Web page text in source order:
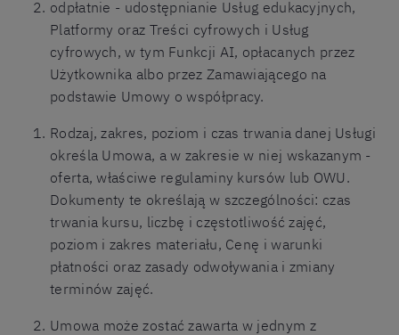
odpłatnie - udostępnianie Usług edukacyjnych,
Platformy oraz Treści cyfrowych i Usług
cyfrowych, w tym Funkcji AI, opłacanych przez
Użytkownika albo przez Zamawiającego na
podstawie Umowy o współpracy.
Rodzaj, zakres, poziom i czas trwania danej Usługi
określa Umowa, a w zakresie w niej wskazanym -
oferta, właściwe regulaminy kursów lub OWU.
Dokumenty te określają w szczególności: czas
trwania kursu, liczbę i częstotliwość zajęć,
poziom i zakres materiału, Cenę i warunki
płatności oraz zasady odwoływania i zmiany
terminów zajęć.
Umowa może zostać zawarta w jednym z